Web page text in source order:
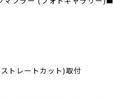
トレートカット)取付